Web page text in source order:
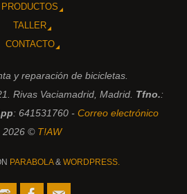
PRODUCTOS
TALLER
CONTACTO
y reparación de bicicletas.
Rivas Vaciamadrid, Madrid. Tfno.:
: 641531760 - Correo electrónico
2026 © T!AW
PARABOLA& WORDPRESS.